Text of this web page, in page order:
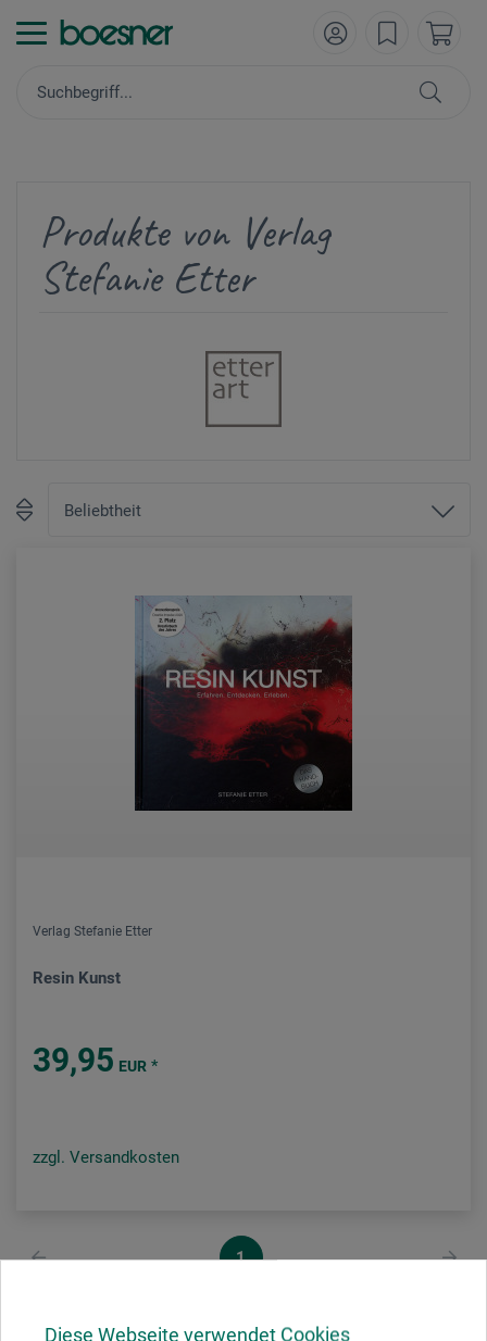
Diese Webseite verwendet Cookies
Produkte von Verlag
Stefanie Etter
Verlag Stefanie Etter
Resin Kunst
39,95 EUR *
zzgl. Versandkosten
1